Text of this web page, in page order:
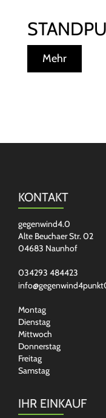
Mehr
KONTAKT
gegenwind4.0
Alte Beuchaer Str. 02
04683 Naunhof
034293 484423
Montag
Dienstag
Mittwoch
Donnerstag
Freitag
Samstag
IHR EINKAUF